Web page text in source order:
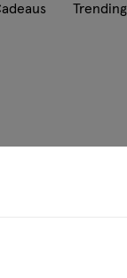
Trending
vraag of wil je